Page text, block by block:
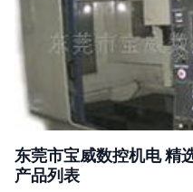
东莞市宝威数控机电 精
产品列表